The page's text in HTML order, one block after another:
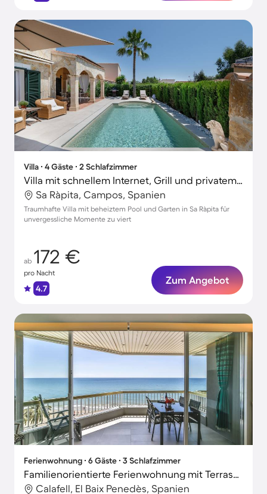
Villa ∙ 4 Gäste ∙ 2 Schlafzimmer
Villa mit schnellem Internet, Grill und privatem Pool | Gartenblick
Sa Ràpita, Campos, Spanien
Traumhafte Villa mit beheiztem Pool und Garten in Sa Ràpita für
unvergessliche Momente zu viert
ab 172 €
pro Nacht
4.7
Zum Angebot
Ferienwohnung ∙ 6 Gäste ∙ 3 Schlafzimmer
Familienorientierte Ferienwohnung mit Terrasse | Stadtblick | Strand in der Nähe
Calafell, El Baix Penedès, Spanien